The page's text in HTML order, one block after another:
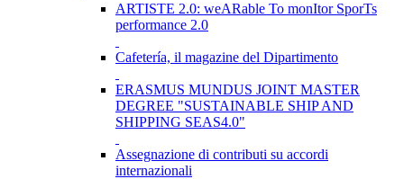
ARTISTE 2.0: weARable To monItor SporTs
performance 2.0
Cafetería, il magazine del Dipartimento
ERASMUS MUNDUS JOINT MASTER
DEGREE "SUSTAINABLE SHIP AND
SHIPPING SEAS4.0"
Assegnazione di contributi su accordi
internazionali